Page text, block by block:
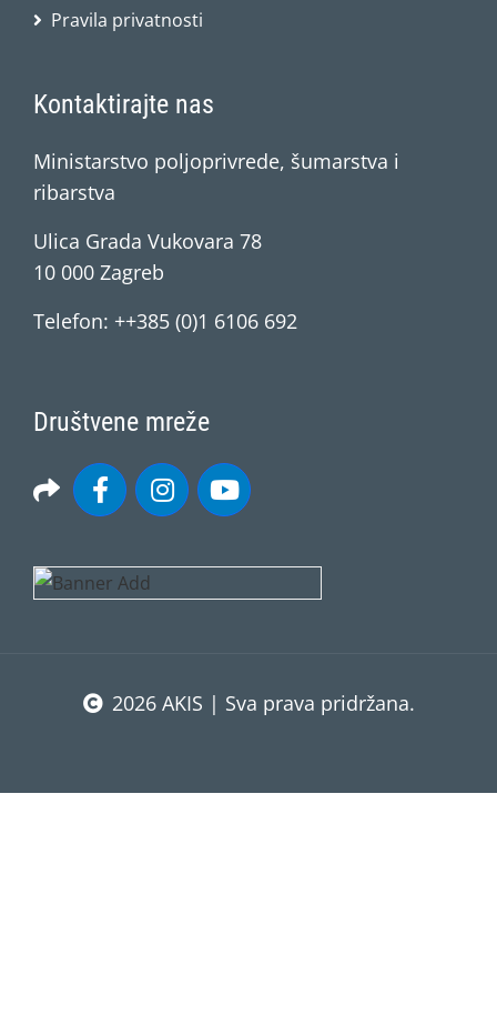
Pravila privatnosti
Kontaktirajte nas
Ministarstvo poljoprivrede, šumarstva i
ribarstva
Ulica Grada Vukovara 78
10 000 Zagreb
Telefon: ++385 (0)1 6106 692
Društvene mreže
2026 AKIS | Sva prava pridržana.